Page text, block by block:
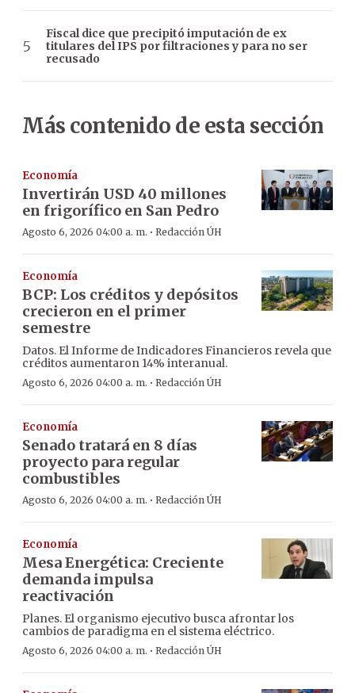
Fiscal dice que precipitó imputación de ex
titulares del IPS por filtraciones y para no ser
recusado
Más contenido de esta sección
Economía
Invertirán USD 40 millones
en frigorífico en San Pedro
Agosto 6, 2026 04:00 a. m. · Redacción ÚH
Economía
BCP: Los créditos y depósitos
crecieron en el primer
semestre
Datos. El Informe de Indicadores Financieros revela que
créditos aumentaron 14% interanual.
Agosto 6, 2026 04:00 a. m. · Redacción ÚH
Economía
Senado tratará en 8 días
proyecto para regular
combustibles
Agosto 6, 2026 04:00 a. m. · Redacción ÚH
Economía
Mesa Energética: Creciente
demanda impulsa
reactivación
Planes. El organismo ejecutivo busca afrontar los
cambios de paradigma en el sistema eléctrico.
Agosto 6, 2026 04:00 a. m. · Redacción ÚH